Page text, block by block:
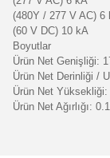
(480Y / 277 V AC) 6
(60 V DC) 10 kA
Boyutlar
Ürün Net Genişliği:
Ürün Net Derinliği /
Ürün Net Yüksekliği:
Ürün Net Ağırlığı: